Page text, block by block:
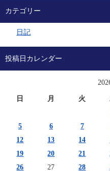
カテゴリー
日記
投稿日カレンダー
日 月 火
5
6 7
12
13 14
19
20 21
26
27 28